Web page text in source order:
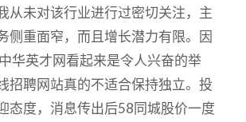
从未对该行业进行过密切关注，主
侧重面窄，而且增长潜力有限。因
华英才网看起来是令人兴奋的举
招聘网站真的不适合保持独立。投
态度，消息传出后58同城股价一度